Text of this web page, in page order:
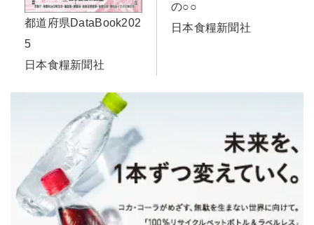
都道府県DataBook202
5
日本食糧新聞社
の○○
日本食糧新聞社